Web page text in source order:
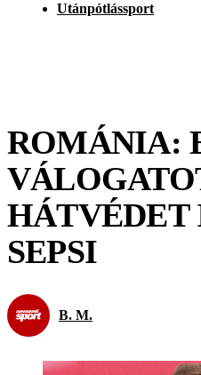
Utánpótlássport
ROMÁNIA:
HÁTVÉDET
SEPSI
B. M.